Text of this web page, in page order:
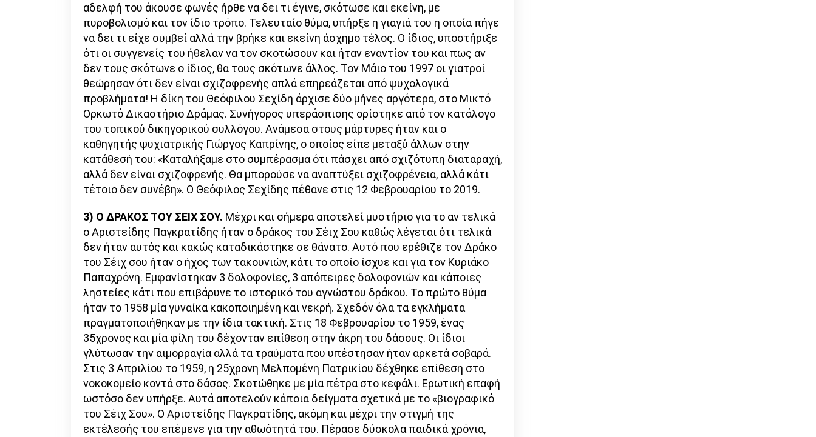
αδελφή του άκουσε φωνές ήρθε να δει τι έγινε, σκότωσε και εκείνη, με
πυροβολισμό και τον ίδιο τρόπο. Τελευταίο θύμα, υπήρξε η γιαγιά του η οποία πήγε
να δει τι είχε συμβεί αλλά την βρήκε και εκείνη άσχημο τέλος. Ο ίδιος, υποστήριξε
ότι οι συγγενείς του ήθελαν να τον σκοτώσουν και ήταν εναντίον του και πως αν
δεν τους σκότωνε ο ίδιος, θα τους σκότωνε άλλος. Τον Μάιο του 1997 οι γιατροί
θεώρησαν ότι δεν είναι σχιζοφρενής απλά επηρεάζεται από ψυχολογικά
προβλήματα! Η δίκη του Θεόφιλου Σεχίδη άρχισε δύο μήνες αργότερα, στο Μικτό
Ορκωτό Δικαστήριο Δράμας. Συνήγορος υπεράσπισης ορίστηκε από τον κατάλογο
του τοπικού δικηγορικού συλλόγου. Ανάμεσα στους μάρτυρες ήταν και ο
καθηγητής ψυχιατρικής Γιώργος Καπρίνης, ο οποίος είπε μεταξύ άλλων στην
κατάθεσή του: «Καταλήξαμε στο συμπέρασμα ότι πάσχει από σχιζότυπη διαταραχή,
αλλά δεν είναι σχιζοφρενής. Θα μπορούσε να αναπτύξει σχιζοφρένεια, αλλά κάτι
τέτοιο δεν συνέβη». Ο Θεόφιλος Σεχίδης πέθανε στις 12 Φεβρουαρίου το 2019.
3) Ο ΔΡΑΚΟΣ ΤΟΥ ΣΕΙΧ ΣΟΥ. Μέχρι και σήμερα αποτελεί μυστήριο για το αν τελικά
ο Αριστείδης Παγκρατίδης ήταν ο δράκος του Σέιχ Σου καθώς λέγεται ότι τελικά
δεν ήταν αυτός και κακώς καταδικάστηκε σε θάνατο. Αυτό που ερέθιζε τον Δράκο
του Σέιχ σου ήταν ο ήχος των τακουνιών, κάτι το οποίο ίσχυε και για τον Κυριάκο
Παπαχρόνη. Εμφανίστηκαν 3 δολοφονίες, 3 απόπειρες δολοφονιών και κάποιες
ληστείες κάτι που επιβάρυνε το ιστορικό του αγνώστου δράκου. Το πρώτο θύμα
ήταν το 1958 μία γυναίκα κακοποιημένη και νεκρή. Σχεδόν όλα τα εγκλήματα
πραγματοποιήθηκαν με την ίδια τακτική. Στις 18 Φεβρουαρίου το 1959, ένας
35χρονος και μία φίλη του δέχονταν επίθεση στην άκρη του δάσους. Οι ίδιοι
γλύτωσαν την αιμορραγία αλλά τα τραύματα που υπέστησαν ήταν αρκετά σοβαρά.
Στις 3 Απριλίου το 1959, η 25χρονη Μελπομένη Πατρικίου δέχθηκε επίθεση στο
νοκοκομείο κοντά στο δάσος. Σκοτώθηκε με μία πέτρα στο κεφάλι. Ερωτική επαφή
ωστόσο δεν υπήρξε. Αυτά αποτελούν κάποια δείγματα σχετικά με το «βιογραφικό
του Σέιχ Σου». Ο Αριστείδης Παγκρατίδης, ακόμη και μέχρι την στιγμή της
εκτέλεσής του επέμενε για την αθωότητά του. Πέρασε δύσκολα παιδικά χρόνια,